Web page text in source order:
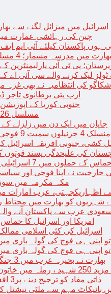
اسرائیل میں میزائل لگنے سے
چین کی رہائشی عمارت میں
ہوں پاکستان کیلئے آئی ایم
بھارت میں مدرسہ مسمار؛ 4 مسلمان جاں بحق اور 250 زخمی
پی ٹی آئی پارلیمنٹرین
کرنے والے سی آئی اے کے سابق
کی انتظامیہ نے بھی غزہ
ارب پتی برطانوی تاجر
جنوبی کوریا کے
مسلسل 126 گھنٹوں تک گانے والی خاتون
جاپان میں ایک دن میں زلزلے کے 155 جھٹکے، 30 افراد ہلاک
سے برطرف
کشی، جنوبی افریقہ اسرائیل
کی علیحدگی پسند
حماس کے حملوں میں 7 اسرائیلی گاڑیاں تباہ، 3 صہیونی ہلاک
جارحیت نے اپنا فوجی اور
مکہ مکرمہ میں
اظہاریکجہتی، عرب امارات
شہریوں کو بھارت میں
سعودی عرب سے پاکستان آنے
امریکا اور اسرائیل کا
اسرائیل کی کئی اسلامی
اپنی ہی فوج کی گولہ باری میں
اپنی ہی فوج کی گولہ باری میں
بھارت نے بحیرہ عرب میں 3 جنگی بحری جہاز تعینات کر دیئے
گرفتار
ذاتی مفاد کو ترجیح دینے پر3 افغان کرکٹرز کیخلاف کارروائی
بائیکاٹ مہم سے ملٹی نیشنل